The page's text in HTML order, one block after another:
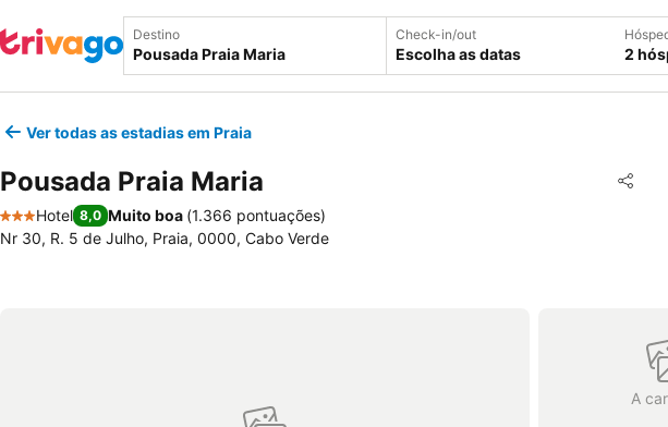
Destino Check-in/out
Escolha as datas 2
Ver todas as estadias em Praia
Pousada Praia Maria
3 Estrelas
Hotel 8,0 Muito boa (1.366 pontuações)
Nr 30, R. 5 de Julho, Praia, 0000, Cabo Verde
A